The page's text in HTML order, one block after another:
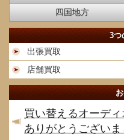
四国地方
3つ
出張買取
店舗買取
買い替えるオーディ
ありがとうございま